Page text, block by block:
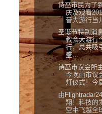
诗巫市民为了
庆及观看
音大游行当
圣诞节特别消
教会大游行
行，总共吸
盛...
诗巫市议会所
今晚由市议
灯仪式！今
由
翔！科技的
空中飞越全